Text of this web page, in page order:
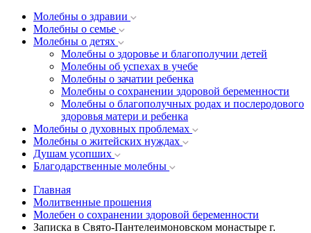
Молебны о здравии
Молебны о семье
Молебны о детях
Молебны о здоровье и благополучии детей
Молебны об успехах в учебе
Молебны о зачатии ребенка
Молебны о сохранении здоровой беременности
Молебны о благополучных родах и послеродового
здоровья матери и ребенка
Молебны о духовных проблемах
Молебны о житейских нуждах
Душам усопших
Благодарственные молебны
Главная
Молитвенные прошения
Молебен о сохранении здоровой беременности
Записка в Свято-Пантелеимоновском монастыре г.